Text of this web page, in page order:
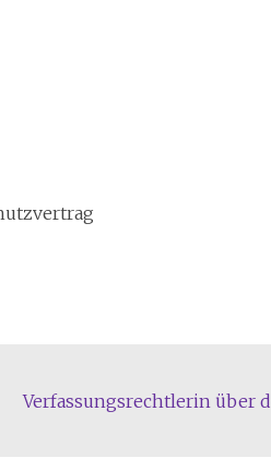
Verfassungsrechtlerin über